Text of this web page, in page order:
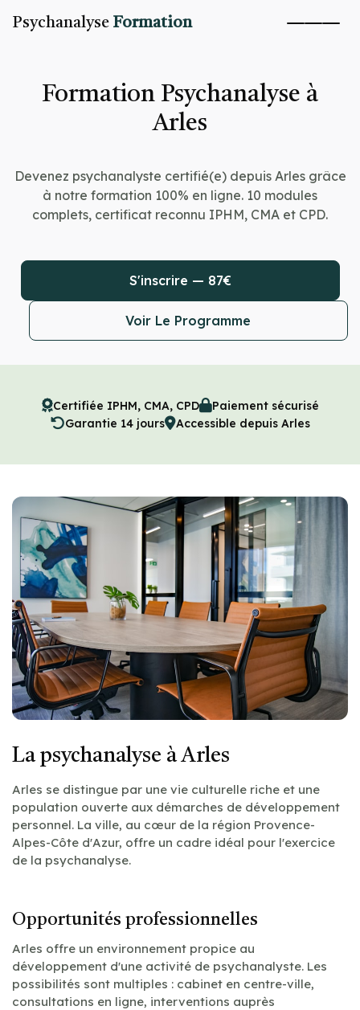
Psychanalyse Formation
Formation Psychanalyse à
Arles
Devenez psychanalyste certifié(e) depuis Arles grâce
à notre formation 100% en ligne. 10 modules
complets, certificat reconnu IPHM, CMA et CPD.
S'inscrire — 87€
Voir Le Programme
Certifiée IPHM, CMA, CPD
Paiement sécurisé
Garantie 14 jours
Accessible depuis Arles
La psychanalyse à Arles
Arles se distingue par une vie culturelle riche et une
population ouverte aux démarches de développement
personnel. La ville, au cœur de la région Provence-
Alpes-Côte d'Azur, offre un cadre idéal pour l'exercice
de la psychanalyse.
Opportunités professionnelles
Arles offre un environnement propice au
développement d'une activité de psychanalyste. Les
possibilités sont multiples : cabinet en centre-ville,
consultations en ligne, interventions auprès